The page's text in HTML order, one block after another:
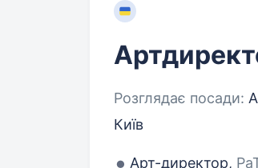
Розглядає посади:
Київ
Арт-директор,